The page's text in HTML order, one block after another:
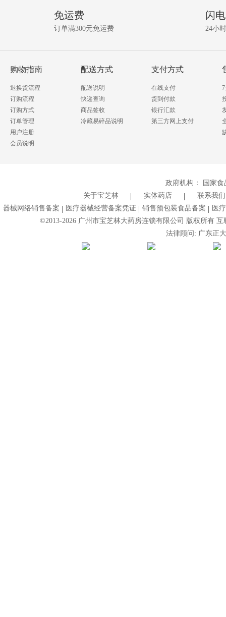
我要提问
免运费
订单满300元免运费
闪
24小
购物指南
退换货流程
订购流程
订购方式
订单管理
用户注册
会员说明
配送方式
配送说明
快递查询
商品签收
冷藏易碎品说明
支付方式
在线支付
货到付款
银行汇款
第三方网上支付
政府机构：
国家
关于宝芝林
实体药店
联系我们
器械网络销售备案
医疗器械经营备案凭证 销售预包装食品备案
医
©2013-2026广州市宝芝林大药房连锁有限公司 版权所有
法律顾问: 广东正